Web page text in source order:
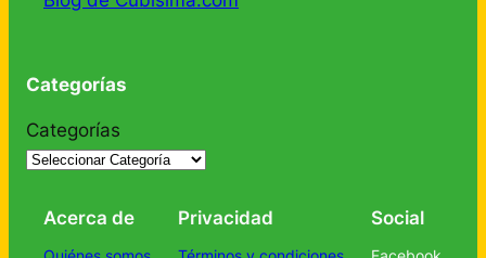
Categorías
Categorías
Acerca de Privacidad Social